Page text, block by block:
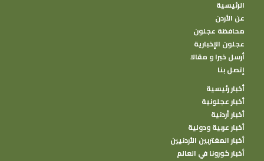
الرئيسية
عن الأردن
محافظة عجلون
عجلون الإخبارية
أرسل خبرا و مقالا
إتصل بنا
أخبار رئيسية
أخبار عجلونية
أخبار أردنية
أخبار عربية ودولية
أخبار المغتربين الأردنيين
أخبار كورونا في العالم